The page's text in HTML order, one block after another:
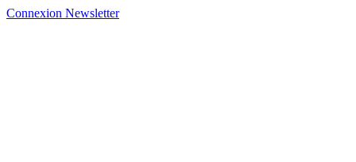
Connexion Newsletter